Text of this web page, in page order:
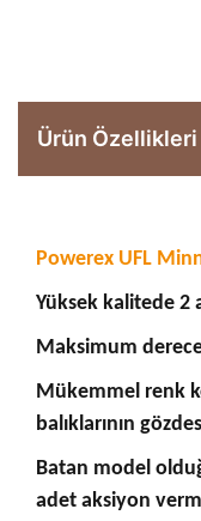
Ürün Özellikleri
Powerex UFL
Yüksek kalitede 2
Maksimum
Mükemmel renk
balıklarının
Batan model
adet aksiyon